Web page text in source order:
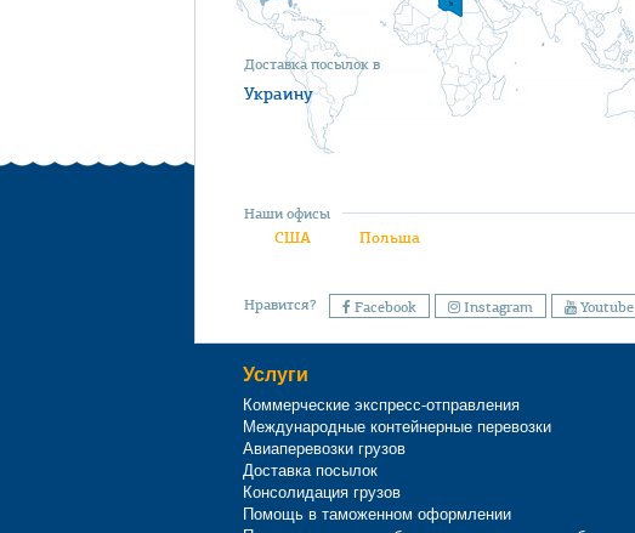
Доставка посылок в
Украину
Наши офисы
США Польша
Нравится? Facebook Instagram Youtube
Услуги
Коммерческие экспресс-отправления
Международные контейнерные перевозки
Авиаперевозки грузов
Доставка посылок
Консолидация грузов
Помощь в таможенном оформлении